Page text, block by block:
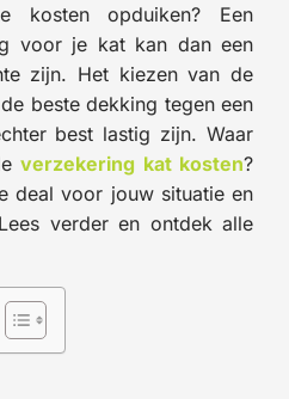
kosten opduiken? Een
voor je kat kan dan een
zijn. Het kiezen van de
beste dekking tegen een
best lastig zijn. Waar
verzekering kat kosten?
deal voor jouw situatie en
verder en ontdek alle